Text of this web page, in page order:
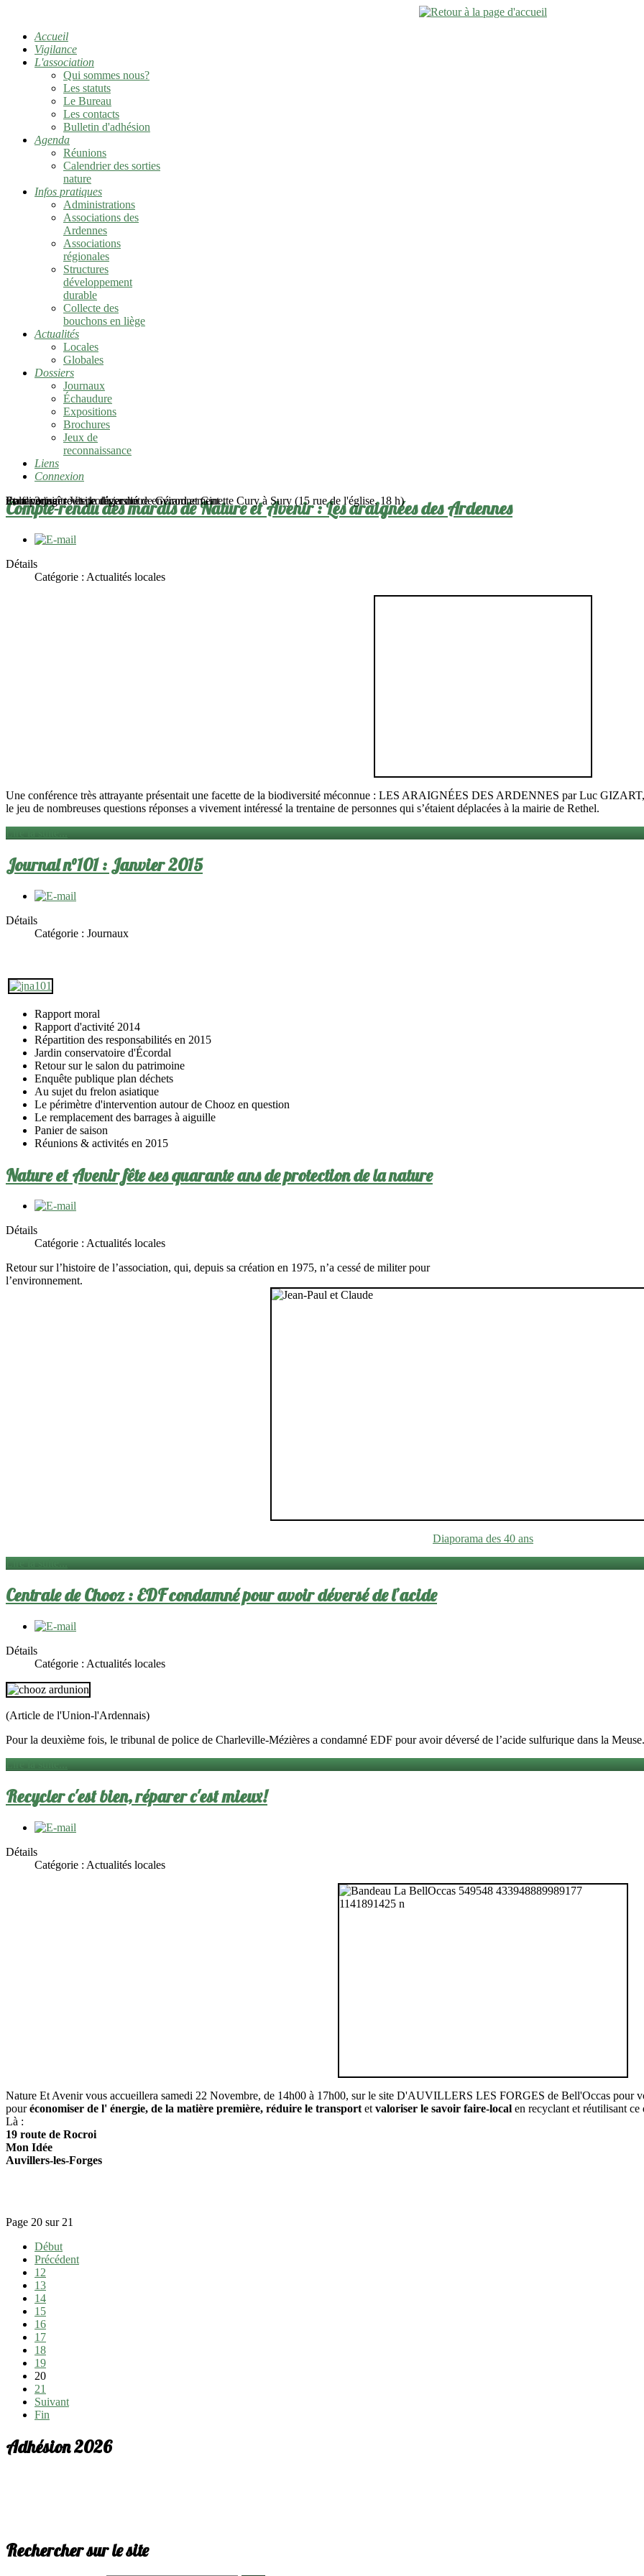
Accueil
Vigilance
L'association
Qui sommes nous?
Les statuts
Le Bureau
Les contacts
Bulletin d'adhésion
Agenda
Réunions
Calendrier des sorties
nature
Infos pratiques
Administrations
Associations des
Ardennes
Associations
régionales
Structures
développement
durable
Collecte des
bouchons en liège
Actualités
Locales
Globales
Dossiers
Journaux
Échaudure
Expositions
Brochures
Jeux de
reconnaissance
Liens
Connexion
mardi 2 juin - Visite du jardin de Gérard et Ginette Cury à Sury (15 rue de l'église, 18 h)
Pour connaître et protéger notre environnement
En favoriser toute la diversité
Et la partager
Compte-rendu des mardis de Nature et Avenir : Les araignées des Ardennes
Détails
Catégorie : Actualités locales
Une conférence très attrayante présentait une facette de la biodiversité méconnue : LES ARAIGNÉES DES ARDENNES par Luc
le jeu de nombreuses questions réponses a vivement intéressé la trentaine de personnes qui s’étaient déplacées à la mairie de Rethel.
Lire la suite...
Journal n°101 : Janvier 2015
Détails
Catégorie : Journaux
Rapport moral
Rapport d'activité 2014
Répartition des responsabilités en 2015
Jardin conservatoire d'Écordal
Retour sur le salon du patrimoine
Enquête publique plan déchets
Au sujet du frelon asiatique
Le périmètre d'intervention autour de Chooz en question
Le remplacement des barrages à aiguille
Panier de saison
Réunions & activités en 2015
Nature et Avenir fête ses quarante ans de protection de la nature
Détails
Catégorie : Actualités locales
Retour sur l’histoire de l’association, qui, depuis sa création en 1975, n’a cessé de militer pour
l’environnement.
Diaporama des 40 ans
Lire la suite...
Centrale de Chooz : EDF condamné pour avoir déversé de l’acide
Détails
Catégorie : Actualités locales
(Article de l'Union-l'Ardennais)
Pour la deuxième fois, le tribunal de police de Charleville-Mézières a condamné EDF pour avoir déversé de l’acide sulfurique dans la Meuse.
Lire la suite...
Recycler c'est bien, réparer c'est mieux!
Détails
Catégorie : Actualités locales
Nature Et Avenir vous accueillera samedi 22 Novembre, de 14h00 à 17h00, sur le site D'AUVILLERS LES FORGES de Bell'Occas pour
pouréconomiser de l' énergie, de la matière première, réduire le transport et valoriser le savoir faire-local en recyclant et réutilisant
Là :
19 route de Rocroi
Mon Idée
Auvillers-les-Forges
Page 20 sur 21
Début
Précédent
12
13
14
15
16
17
18
19
20
21
Suivant
Fin
Adhésion 2026
Rechercher sur le site